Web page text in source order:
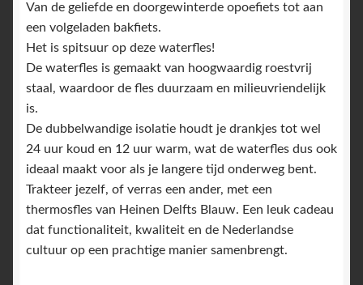
Van de geliefde en doorgewinterde opoefiets tot aan
een volgeladen bakfiets.
Het is spitsuur op deze waterfles!
De waterfles is gemaakt van hoogwaardig roestvrij
staal, waardoor de fles duurzaam en milieuvriendelijk
is.
De dubbelwandige isolatie houdt je drankjes tot wel
24 uur koud en 12 uur warm, wat de waterfles dus ook
ideaal maakt voor als je langere tijd onderweg bent.
Trakteer jezelf, of verras een ander, met een
thermosfles van Heinen Delfts Blauw. Een leuk cadeau
dat functionaliteit, kwaliteit en de Nederlandse
cultuur op een prachtige manier samenbrengt.